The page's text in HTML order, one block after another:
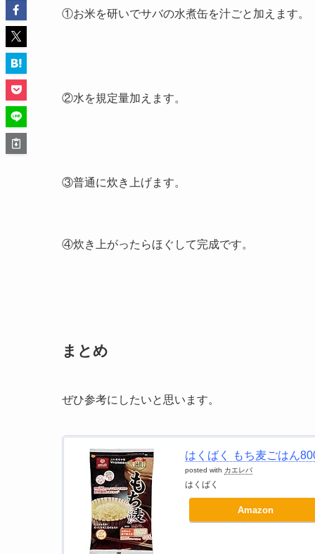
①お米を研いでサバの水煮缶を汁ごと加えます。
②水を規定量加えます。
③普通に炊き上げます。
④炊き上がったらほぐして完成です。
まとめ
ぜひ参考にしたいと思います。
はくばく もち麦ごはん
posted with カエレバ
はくばく
Amazon